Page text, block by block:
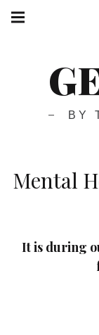
BY
Mental
It is during